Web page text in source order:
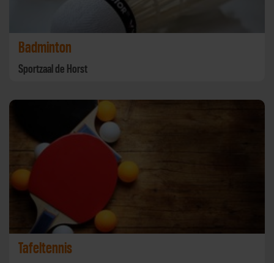
Badminton
Sportzaal de Horst
Tafeltennis